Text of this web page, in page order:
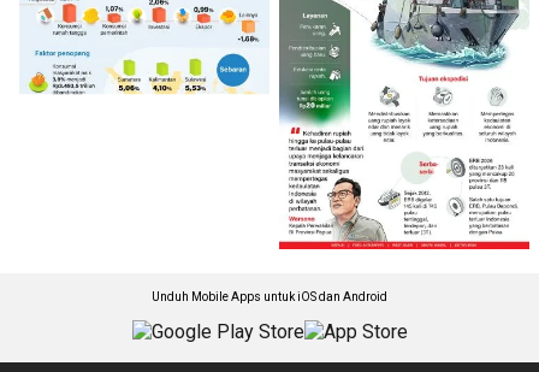
Unduh Mobile Apps untuk iOS dan Android